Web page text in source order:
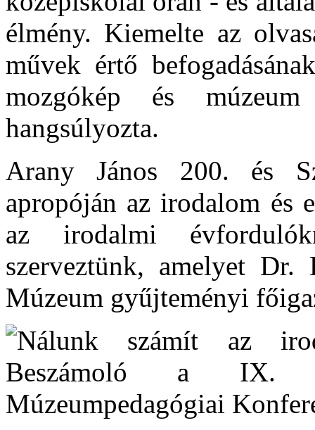
élmény. Kiemelte az
művek értő
mozgókép és
hangsúlyozta.
Arany János 200. és
apropóján az irodalom és
az irodalmi
szerveztünk, amelyet
Múzeum gyűjteményi